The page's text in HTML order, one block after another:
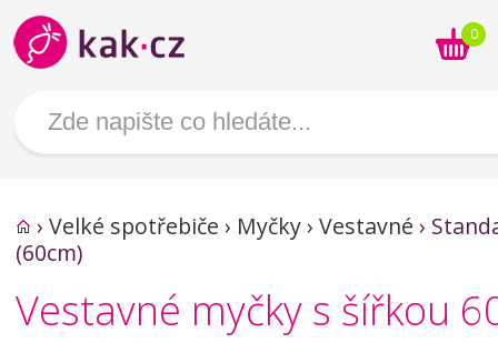
0
› Velké spotřebiče › Myčky› Vestavné ›
(60cm)
Vestavné myčky s šířkou